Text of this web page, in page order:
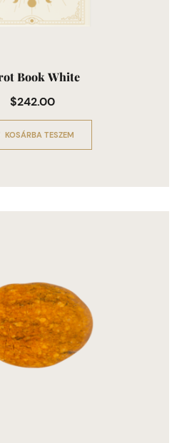
Book White
$242.00
KOSÁRBA TESZEM